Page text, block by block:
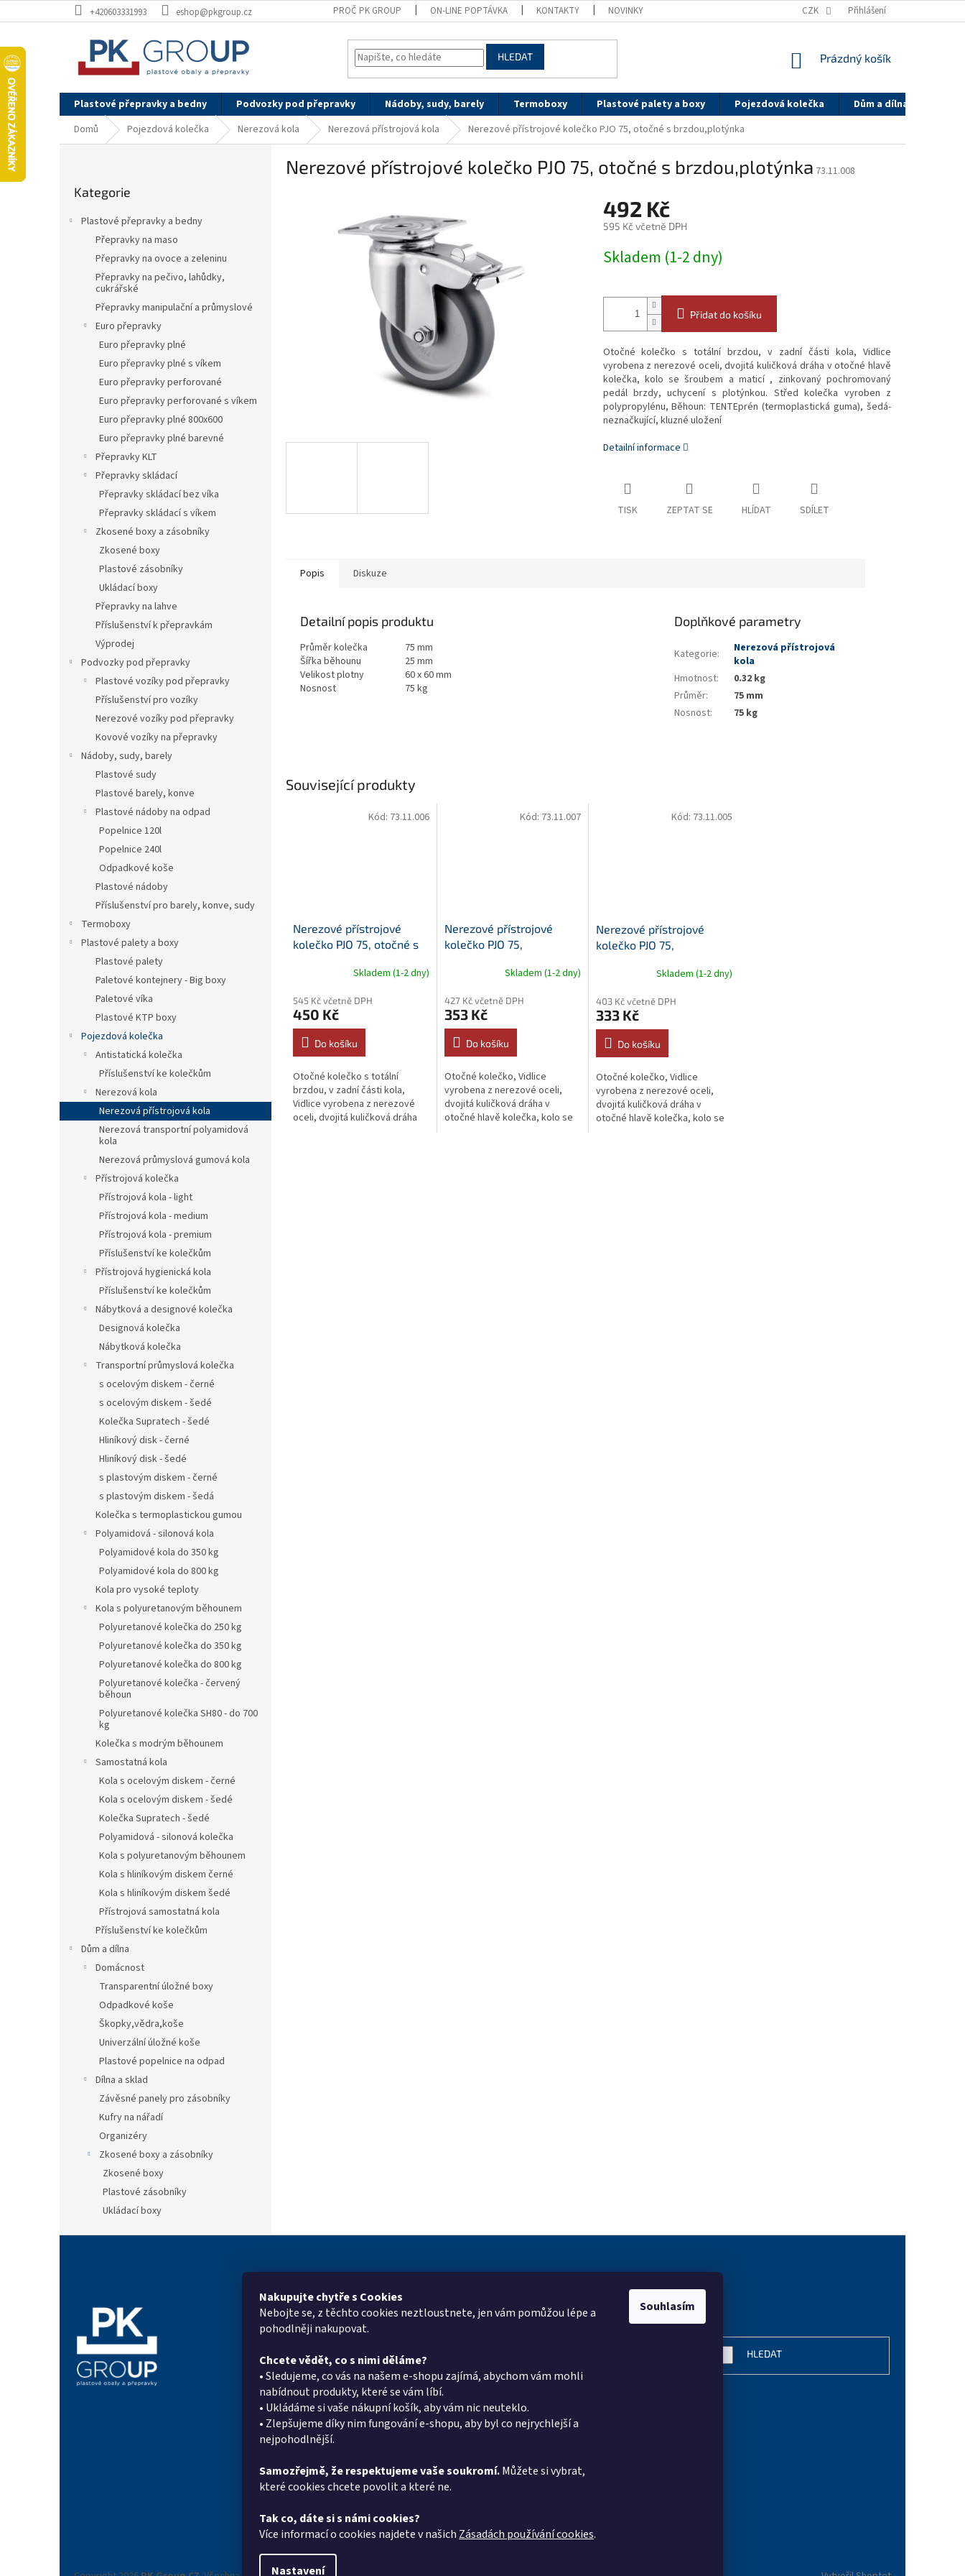
Nakupujte chytře s Cookies
Nebojte se, z těchto cookies neztloustnete, jen vám pomůžou lépe a
pohodlněji nakupovat.
Chcete vědět, co s nimi děláme?
• Sledujeme, co vás na našem e-shopu zajímá, abychom vám mohli
nabídnout produkty, které se vám líbí.
• Ukládáme si vaše nákupní košík, aby vám nic neuteklo.
• Zlepšujeme díky nim fungování e-shopu, aby byl co nejrychlejší a
nejpohodlnější.
Samozřejmě, že respektujeme vaše soukromí.Můžete si vybrat,
které cookies chcete povolit a které ne.
Tak co, dáte si s námi cookies?
Více informací o cookies najdete v našich Zásadách používání cookies.
Nastavení
Souhlasím
na
+420603331993 eshop@pkgroup.cz PROČ PK GROUP ON-LINE POPTÁVKA KONTAKTY NOVINKY SYSTÉM SLEV PK GROUP.CZ
CZK Přihlášení
HLEDAT
NÁKUPNÍ
Prázdný košík
Plastové přepravky a bedny Podvozky pod přepravky Nádoby, sudy, barely Termoboxy Plastové palety a boxy Pojezdová kolečka Dům a dílna
Domů
Pojezdová kolečka Nerezová kola Nerezová přístrojová kola Nerezové přístrojové kolečko PJO 75, otočné s brzdou,plotýnka
kategorie
Kategorie
Plastové přepravky a bedny
Přepravky na maso
Přepravky na ovoce a zeleninu
Přepravky na pečivo, lahůdky,
cukrářské
Přepravky manipulační a průmyslové
Euro přepravky
Euro přepravky plné
Euro přepravky plné s víkem
Euro přepravky perforované
Euro přepravky perforované s víkem
Euro přepravky plné 800x600
Euro přepravky plné barevné
Přepravky KLT
Přepravky skládací
Přepravky skládací bez víka
Přepravky skládací s víkem
Zkosené boxy a zásobníky
Zkosené boxy
Plastové zásobníky
Ukládací boxy
Přepravky na lahve
Příslušenství k přepravkám
Výprodej
Podvozky pod přepravky
Plastové vozíky pod přepravky
Příslušenství pro vozíky
Nerezové vozíky pod přepravky
Kovové vozíky na přepravky
Nádoby, sudy, barely
Plastové sudy
Plastové barely, konve
Plastové nádoby na odpad
Popelnice 120l
Popelnice 240l
Odpadkové koše
Plastové nádoby
Příslušenství pro barely, konve, sudy
Termoboxy
Plastové palety a boxy
Plastové palety
Paletové kontejnery - Big boxy
Paletové víka
Plastové KTP boxy
Pojezdová kolečka
Antistatická kolečka
Příslušenství ke kolečkům
Nerezová kola
Nerezová přístrojová kola
Nerezová transportní polyamidová
kola
Nerezová průmyslová gumová kola
Přístrojová kolečka
Přístrojová kola - light
Přístrojová kola - medium
Přístrojová kola - premium
Příslušenství ke kolečkům
Přístrojová hygienická kola
Příslušenství ke kolečkům
Nábytková a designové kolečka
Designová kolečka
Nábytková kolečka
Transportní průmyslová kolečka
s ocelovým diskem - černé
s ocelovým diskem - šedé
Kolečka Supratech - šedé
Hliníkový disk - černé
Hliníkový disk - šedé
s plastovým diskem - černé
s plastovým diskem - šedá
Kolečka s termoplastickou gumou
Polyamidová - silonová kola
Polyamidové kola do 350 kg
Polyamidové kola do 800 kg
Kola pro vysoké teploty
Kola s polyuretanovým běhounem
Polyuretanové kolečka do 250 kg
Polyuretanové kolečka do 350 kg
Polyuretanové kolečka do 800 kg
Polyuretanové kolečka - červený
běhoun
Polyuretanové kolečka SH80 - do 700
kg
Kolečka s modrým běhounem
Samostatná kola
Kola s ocelovým diskem - černé
Kola s ocelovým diskem - šedé
Kolečka Supratech - šedé
Polyamidová - silonová kolečka
Kola s polyuretanovým běhounem
Kola s hliníkovým diskem černé
Kola s hliníkovým diskem šedé
Přístrojová samostatná kola
Příslušenství ke kolečkům
Dům a dílna
Domácnost
Transparentní úložné boxy
Odpadkové koše
Škopky,vědra,koše
Univerzální úložné koše
Plastové popelnice na odpad
Dílna a sklad
Závěsné panely pro zásobníky
Kufry na nářadí
Organizéry
Zkosené boxy a zásobníky
Zkosené boxy
Plastové zásobníky
Ukládací boxy
Nerezové přístrojové kolečko PJO 75, otočné s brzdou,plotýnka 73.11.008
492 Kč
595 Kč včetně DPH
cena:
Skladem (1-2 dny)
Přidat do košíku
Otočné kolečko s totální brzdou, v zadní části kola, Vidlice
vyrobena z nerezové oceli, dvojitá kuličková dráha v otočné hlavě
kolečka, kolo se šroubem a maticí , zinkovaný pochromovaný
pedál brzdy, uchycení s plotýnkou. Střed kolečka vyroben z
polypropylénu, Běhoun: TENTEprén (termoplastická guma), šedá-
neznačkující, kluzné uložení
Detailní informace
TISK ZEPTAT SE HLÍDAT SDÍLET
Související produkty
Nerezové přístrojové
kolečko PJO 75, otočné s
Skladem (1-2 dny)
545 Kč včetně DPH
450 Kč
Do košíku
Otočné kolečko s totální
brzdou, v zadní části kola,
Vidlice vyrobena z nerezové
oceli, dvojitá kuličková dráha
Kód: 73.11.006
Nerezové přístrojové
kolečko PJO 75,
Skladem (1-2 dny)
427 Kč včetně DPH
353 Kč
Do košíku
Otočné kolečko, Vidlice
vyrobena z nerezové oceli,
dvojitá kuličková dráha v
otočné hlavě kolečka, kolo se
Kód: 73.11.007
Nerezové přístrojové
kolečko PJO 75,
Skladem (1-2 dny)
403 Kč včetně DPH
333 Kč
Do košíku
Otočné kolečko, Vidlice
vyrobena z nerezové oceli,
dvojitá kuličková dráha v
otočné hlavě kolečka, kolo se
Kód: 73.11.005
Popis Diskuze
Detailní popis produktu
Průměr kolečka
75 mm
Šířka běhounu
25 mm
Velikost plotny
60 x 60 mm
Nosnost
75 kg
Doplňkové parametry
Kategorie:
Nerezová přístrojová
kola
Hmotnost:
0.32 kg
Průměr:
75 mm
Nosnost: 75 kg
Informace pro vás
On-line poptávka
Kontakty
Novinky
Doprava a platba - PK Group
Systém slev PK Group.cz
Obchodní podmínky
Podmínky ochrany osobních
Reklamační protokol
Kontakt
HLEDAT